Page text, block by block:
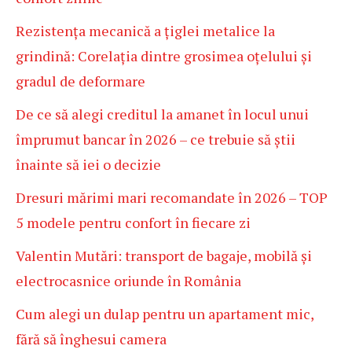
Rezistența mecanică a țiglei metalice la
grindină: Corelația dintre grosimea oțelului și
gradul de deformare
De ce să alegi creditul la amanet în locul unui
împrumut bancar în 2026 – ce trebuie să știi
înainte să iei o decizie
Dresuri mărimi mari recomandate în 2026 – TOP
5 modele pentru confort în fiecare zi
Valentin Mutări: transport de bagaje, mobilă și
electrocasnice oriunde în România
Cum alegi un dulap pentru un apartament mic,
fără să înghesui camera